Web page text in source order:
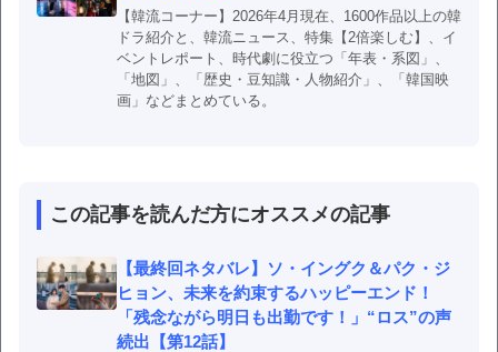
【韓流コーナー】2026年4月現在、1600作品以上の韓
ドラ紹介と、韓流ニュース、特集【2倍楽しむ】、イ
ベントレポート、時代劇に役立つ「年表・系図」、
「地図」、「歴史・豆知識・人物紹介」、「韓国映
画」などまとめている。
この記事を読んだ方にオススメの記事
【最終回ネタバレ】ソ・イングク＆パク・ジ
ヒョン、未来を約束するハッピーエンド！
「残念ながら明日も出勤です！」“ロス”の声
続出【第12話】